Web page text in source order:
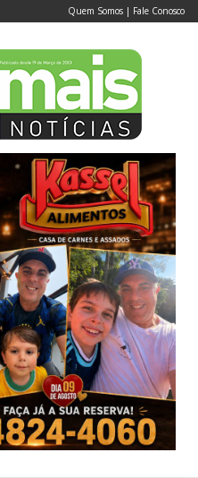
Quem Somos | Fale Conosco